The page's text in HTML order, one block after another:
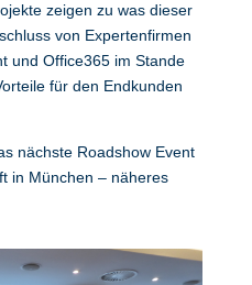
zeigen zu was dieser
von Expertenfirmen
und Office365 im Stande
für den Endkunden
nächste Roadshow Event
in München – näheres